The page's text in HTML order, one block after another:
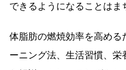
できるようになることはま
体脂肪の燃焼効率を高める
ーニング法、生活習慣、